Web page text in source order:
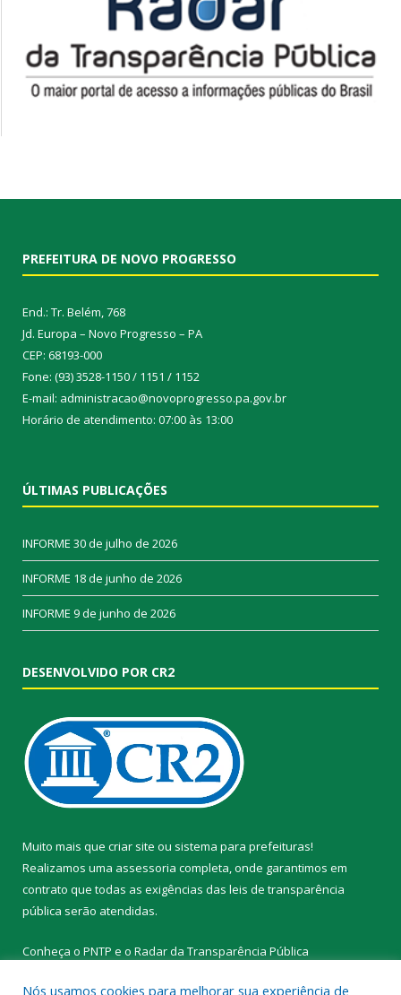
PREFEITURA DE NOVO PROGRESSO
End.: Tr. Belém, 768
Jd. Europa – Novo Progresso – PA
CEP: 68193-000
Fone: (93) 3528-1150 / 1151 / 1152
E-mail: administracao@novoprogresso.pa.gov.br
Horário de atendimento: 07:00 às 13:00
ÚLTIMAS PUBLICAÇÕES
INFORME 30 de julho de 2026
INFORME 18 de junho de 2026
INFORME 9 de junho de 2026
DESENVOLVIDO POR CR2
Muito mais que criar site ou sistema para prefeituras!
Realizamos uma assessoria completa, onde garantimos em
contrato que todas as exigências das leis de transparência
pública serão atendidas.
Conheça o PNTP e o Radar da Transparência Pública
Nós usamos cookies para melhorar sua experiência de